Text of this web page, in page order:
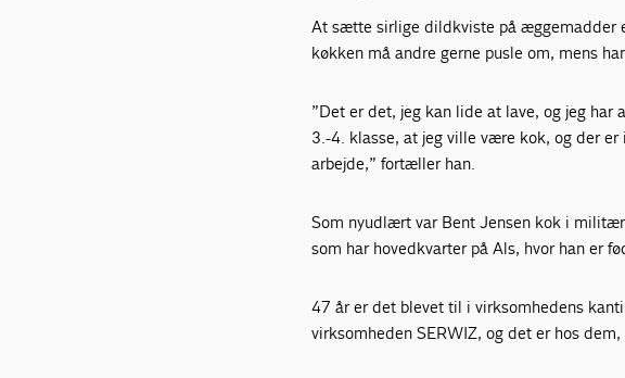
At sætte sirlige dildkviste på æggemadder
køkken må andre gerne pusle om, mens
”Det er det, jeg kan lide at lave, og jeg
3.-4. klasse, at jeg ville være kok, og der
arbejde,” fortæller han.
Som nyudlært var Bent Jensen kok i
som har hovedkvarter på Als, hvor han er
47 år er det blevet til i virksomhedens
virksomheden SERWIZ, og det er hos